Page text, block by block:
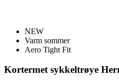
NEW
Varm sommer
Aero Tight Fit
Kortermet sykkeltrøye